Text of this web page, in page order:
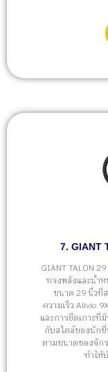
7. GIANT
GIANT TALON
ทรงพลังและน้ำห
ขนาด 29 นิ้วที่
ความเร็ว Alivio
และการยึดเกาะที่
กับสไตล์ของนักขี่
ตามขนาดของจัก
ทำให้